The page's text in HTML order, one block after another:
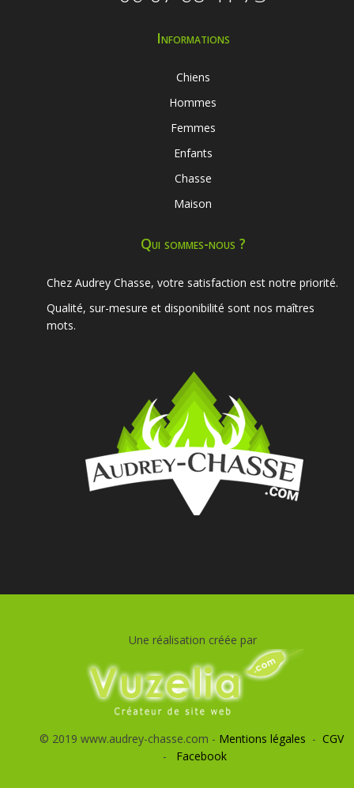
Informations
Chiens
Hommes
Femmes
Enfants
Chasse
Maison
Qui sommes-nous ?
Chez Audrey Chasse, votre satisfaction est notre priorité.
Qualité, sur-mesure et disponibilité sont nos maîtres
mots.
Une réalisation créée par
© 2019 www.audrey-chasse.com - Mentions légales - CGV
- Facebook